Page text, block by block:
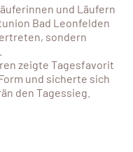
und Läufern
Bad Leonfelden
sondern
zeigte Tagesfavorit
und sicherte sich
den Tagessieg.